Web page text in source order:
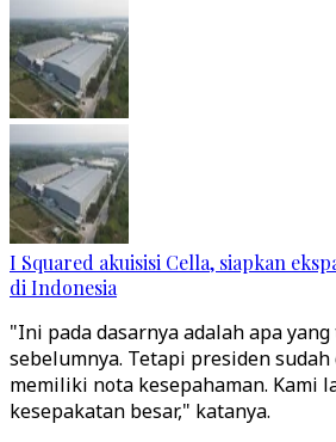
I Squared akuisisi Cella, siapkan
di Indonesia
"Ini pada dasarnya adalah apa
sebelumnya. Tetapi presiden sudah
memiliki nota kesepahaman. Kami
kesepakatan besar," katanya.